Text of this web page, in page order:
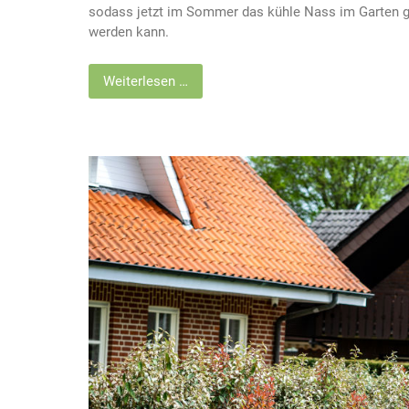
sodass jetzt im Sommer das kühle Nass im Garten
werden kann.
Weiterlesen …